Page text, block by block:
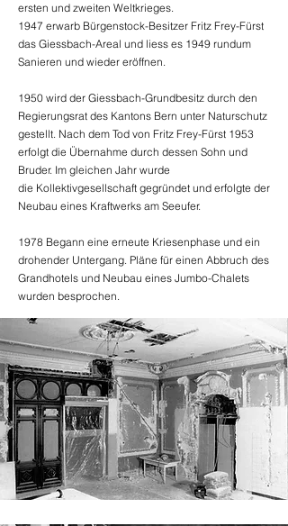
ersten und zweiten Weltkrieges.
1947 erwarb Bürgenstock-Besitzer Fritz Frey-Fürst
das Giessbach-Areal und liess es 1949 rundum
Sanieren und wieder eröffnen.
1950 wird der Giessbach-Grundbesitz durch den
Regierungsrat des Kantons Bern unter Naturschutz
gestellt. Nach dem Tod von Fritz Frey-Fürst 1953
erfolgt die Übernahme durch dessen Sohn und
Bruder. Im gleichen Jahr wurde
die Kollektivgesellschaft gegründet und erfolgte der
Neubau eines Kraftwerks am Seeufer.
1978 Begann eine erneute Kriesenphase und ein
drohender Untergang. Pläne für einen Abbruch des
Grandhotels und Neubau eines Jumbo-Chalets
wurden besprochen.